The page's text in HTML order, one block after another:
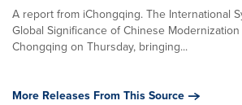
A report from iChongqing. The International
Global Significance of Chinese
Chongqing on Thursday, bringing...
More Releases From This Source